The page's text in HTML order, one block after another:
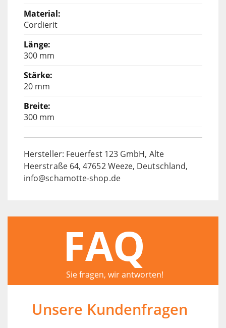
Cordierit
300 mm
20 mm
300 mm
Hersteller: Feuerfest 123 GmbH, Alte
Heerstraße 64, 47652 Weeze, Deutschland,
info@schamotte-shop.de
FAQ
Sie fragen, wir antworten!
Unsere Kundenfragen